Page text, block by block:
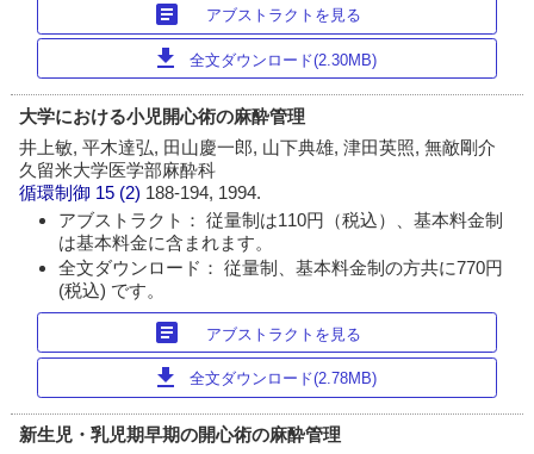
article アブストラクトを見る
download 全文ダウンロード(2.30MB)
大学における小児開心術の麻酔管理
井上敏, 平木達弘, 田山慶一郎, 山下典雄, 津田英照, 無敵剛介
久留米大学医学部麻酔科
循環制御 15 (2) 188-194, 1994.
アブストラクト： 従量制は110円（税込）、基本料金制
は基本料金に含まれます。
全文ダウンロード： 従量制、基本料金制の方共に770円
(税込) です。
article アブストラクトを見る
download 全文ダウンロード(2.78MB)
新生児・乳児期早期の開心術の麻酔管理